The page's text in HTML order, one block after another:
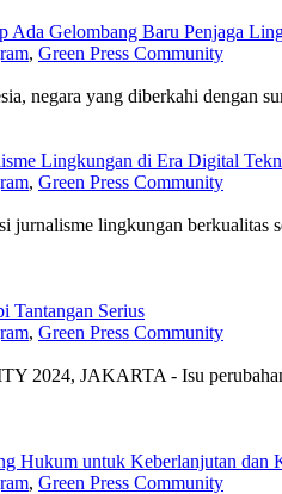
Ada Gelombang Baru Penjaga
, Green Press Community
negara yang diberkahi dengan
Lingkungan di Era Digital
, Green Press Community
jurnalisme lingkungan
Tantangan Serius
, Green Press Community
2024, JAKARTA - Isu perubahan
Hukum untuk Keberlanjutan dan
, Green Press Community